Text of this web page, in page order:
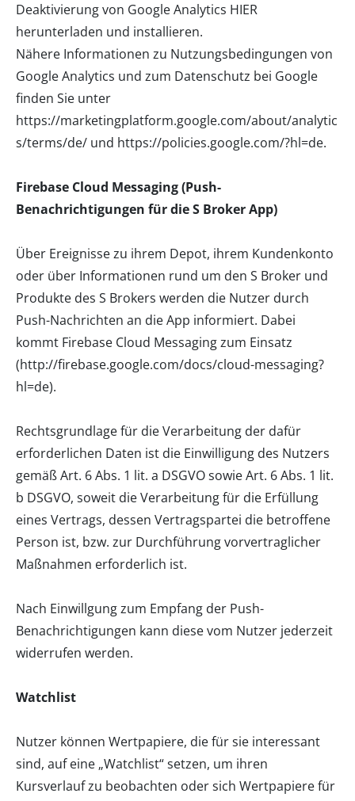
Deaktivierung von Google Analytics HIER
herunterladen und installieren.
Nähere Informationen zu Nutzungsbedingungen von
Google Analytics und zum Datenschutz bei Google
finden Sie unter
https://marketingplatform.google.com/about/analytic
s/terms/de/ und https://policies.google.com/?hl=de.
Firebase Cloud Messaging (Push-
Benachrichtigungen für die S Broker App)
Über Ereignisse zu ihrem Depot, ihrem Kundenkonto
oder über Informationen rund um den S Broker und
Produkte des S Brokers werden die Nutzer durch
Push-Nachrichten an die App informiert. Dabei
kommt Firebase Cloud Messaging zum Einsatz
(http://firebase.google.com/docs/cloud-messaging?
hl=de).
Rechtsgrundlage für die Verarbeitung der dafür
erforderlichen Daten ist die Einwilligung des Nutzers
gemäß Art. 6 Abs. 1 lit. a DSGVO sowie Art. 6 Abs. 1 lit.
b DSGVO, soweit die Verarbeitung für die Erfüllung
eines Vertrags, dessen Vertragspartei die betroffene
Person ist, bzw. zur Durchführung vorvertraglicher
Maßnahmen erforderlich ist.
Nach Einwillgung zum Empfang der Push-
Benachrichtigungen kann diese vom Nutzer jederzeit
widerrufen werden.
Watchlist
Nutzer können Wertpapiere, die für sie interessant
sind, auf eine „Watchlist“ setzen, um ihren
Kursverlauf zu beobachten oder sich Wertpapiere für